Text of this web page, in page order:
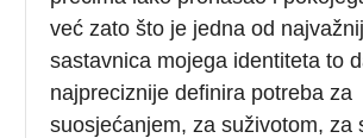
već zato što je jedna od
sastavnica mojega identiteta to
najpreciznije definira potreba za
suosjećanjem, za suživotom, za